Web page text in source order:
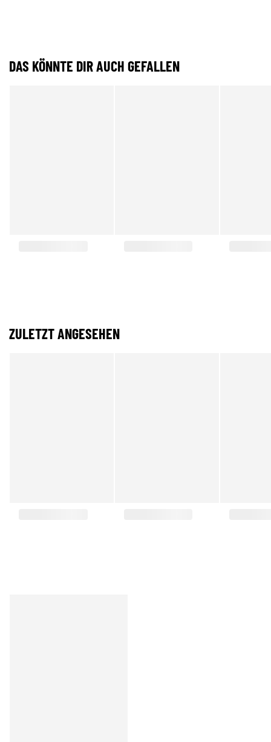
DAS KÖNNTE DIR AUCH GEFALLEN
ZULETZT ANGESEHEN